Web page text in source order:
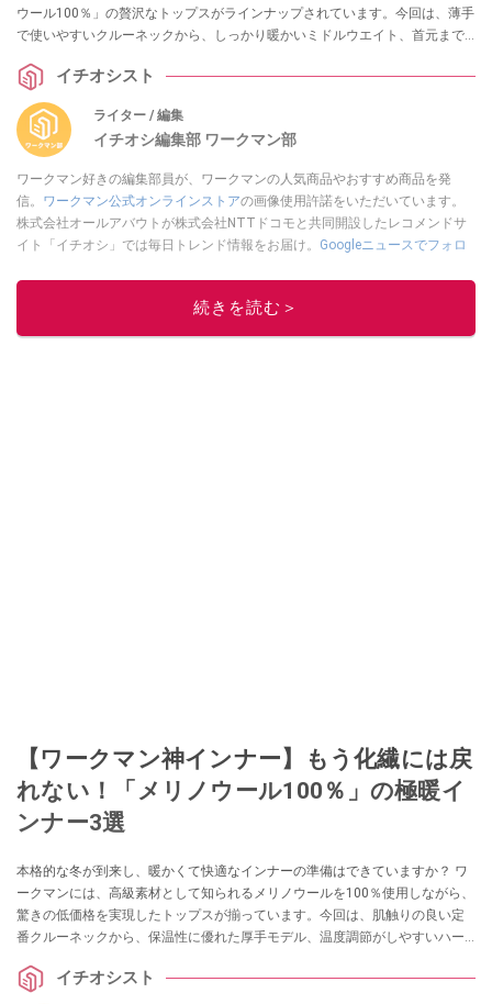
ウール100％」の贅沢なトップスがラインナップされています。今回は、薄手
で使いやすいクルーネックから、しっかり暖かいミドルウエイト、首元まで
イチオシスト
ライター / 編集
イチオシ編集部 ワークマン部
ワークマン好きの編集部員が、ワークマンの人気商品やおすすめ商品を発
信。 ワークマン公式オンラインストアの画像使用許諾をいただいています。
株式会社オールアバウトが株式会社NTTドコモと共同開設したレコメンドサ
イト「イチオシ」では毎日トレンド情報をお届け。 Googleニュースでフォロ
このイチオシストの他の記事を読む
続きを読む＞
【ワークマン神インナー】もう化繊には戻
れない！「メリノウール100％」の極暖イ
ンナー3選
本格的な冬が到来し、暖かくて快適なインナーの準備はできていますか？ ワ
ークマンには、高級素材として知られるメリノウールを100％使用しながら、
驚きの低価格を実現したトップスが揃っています。今回は、肌触りの良い定
番クルーネックから、保温性に優れた厚手モデル、温度調節がしやすいハー
イチオシスト